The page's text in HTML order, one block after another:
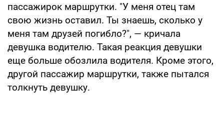
пассажирок маршрутки. "У меня отец там
свою жизнь оставил. Ты знаешь, сколько у
меня там друзей погибло?", — кричала
девушка водителю. Такая реакция девушки
еще больше обозлила водителя. Кроме этого,
другой пассажир маршрутки, также пытался
толкнуть девушку.